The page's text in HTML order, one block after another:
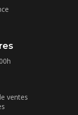
ventes